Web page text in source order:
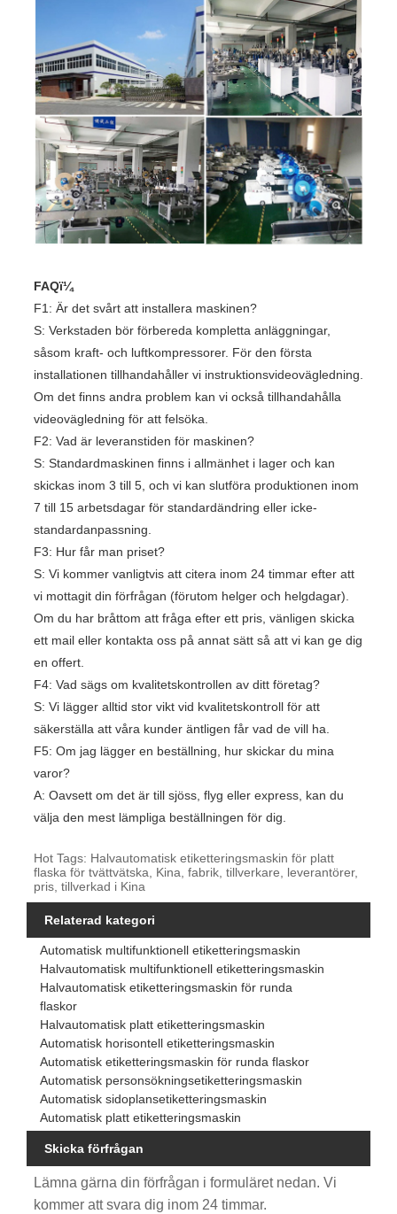
FAQï¼
F1: Är det svårt att installera maskinen?
S: Verkstaden bör förbereda kompletta anläggningar,
såsom kraft- och luftkompressorer. För den första
installationen tillhandahåller vi instruktionsvideovägledning.
Om det finns andra problem kan vi också tillhandahålla
videovägledning för att felsöka.
F2: Vad är leveranstiden för maskinen?
S: Standardmaskinen finns i allmänhet i lager och kan
skickas inom 3 till 5, och vi kan slutföra produktionen inom
7 till 15 arbetsdagar för standardändring eller icke-
standardanpassning.
F3: Hur får man priset?
S: Vi kommer vanligtvis att citera inom 24 timmar efter att
vi mottagit din förfrågan (förutom helger och helgdagar).
Om du har bråttom att fråga efter ett pris, vänligen skicka
ett mail eller kontakta oss på annat sätt så att vi kan ge dig
en offert.
F4: Vad sägs om kvalitetskontrollen av ditt företag?
S: Vi lägger alltid stor vikt vid kvalitetskontroll för att
säkerställa att våra kunder äntligen får vad de vill ha.
F5: Om jag lägger en beställning, hur skickar du mina
varor?
A: Oavsett om det är till sjöss, flyg eller express, kan du
välja den mest lämpliga beställningen för dig.
Hot Tags: Halvautomatisk etiketteringsmaskin för platt
flaska för tvättvätska, Kina, fabrik, tillverkare, leverantörer,
pris, tillverkad i Kina
Relaterad kategori
Automatisk multifunktionell etiketteringsmaskin
Halvautomatisk multifunktionell etiketteringsmaskin
Halvautomatisk etiketteringsmaskin för runda
flaskor
Halvautomatisk platt etiketteringsmaskin
Automatisk horisontell etiketteringsmaskin
Automatisk etiketteringsmaskin för runda flaskor
Automatisk personsökningsetiketteringsmaskin
Automatisk sidoplansetiketteringsmaskin
Automatisk platt etiketteringsmaskin
Skicka förfrågan
Lämna gärna din förfrågan i formuläret nedan. Vi
kommer att svara dig inom 24 timmar.